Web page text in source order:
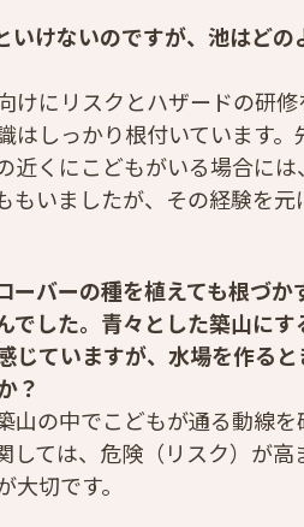
けないのですが、池はどの
けにリスクとハザードの研
はしっかり根付いています
近くにこどもがいる場合に
もいましたが、その経験を
バーの種を植えても根づか
でした。青々とした築山に
じていますが、水場を作る
？
山の中でこどもが通る動線
しては、危険（リスク）が
切です。